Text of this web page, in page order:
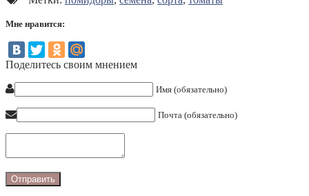
Мне нравится:
Поделитесь своим мнением
Имя (обязательно)
Почта (обязательно)